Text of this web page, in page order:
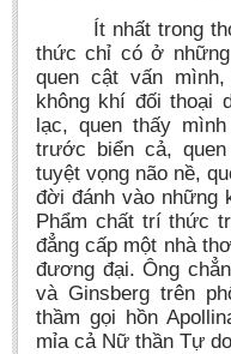
Ít nhất trong
thức chỉ có ở những
quen cật vấn
không khí đối thoại
lạc, quen thấy
trước biển cả,
tuyệt vọng não nề,
đời đánh vào những
Phẩm chất trí thức
đẳng cấp một nhà
đương đại. Ông
và Ginsberg trên
thầm gọi hồn
mỉa cả Nữ thần Tự